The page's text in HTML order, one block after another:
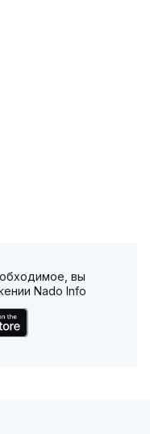
вы
Nado Info